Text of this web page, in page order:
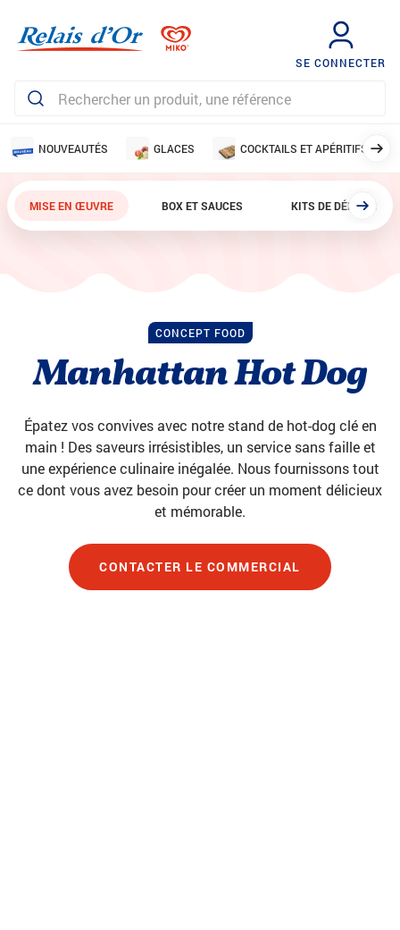
SE CONNECTER
NOUVEAUTÉS GLACES COCKTAILS ET APÉRITIFS
CONCEPT FOOD
Manhattan Hot Dog
Épatez vos convives avec notre stand de hot-dog clé en
main ! Des saveurs irrésistibles, un service sans faille et
une expérience culinaire inégalée. Nous fournissons tout
ce dont vous avez besoin pour créer un moment délicieux
et mémorable.
CONTACTER LE COMMERCIAL
MISE EN ŒUVRE BOX ET SAUCES KITS DE DÉMARRAGE